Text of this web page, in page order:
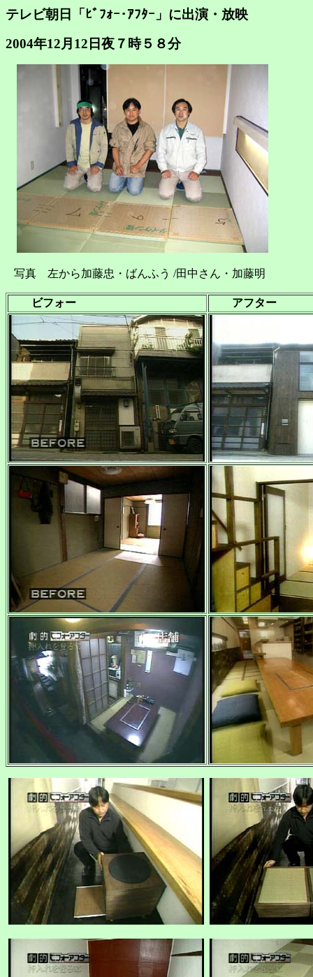
テレビ朝日「ﾋﾞﾌｫｰ･ｱﾌﾀｰ」に出演・放映
2004年12月12日夜７時５８分
写真 左から加藤忠・ばんふう /田中さん・加藤明
ビフォー アフター